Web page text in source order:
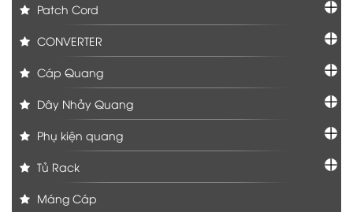
Patch Cord
CONVERTER
Cáp Quang
Dây Nhảy Quang
Phụ kiện quang
Tủ Rack
Máng Cáp